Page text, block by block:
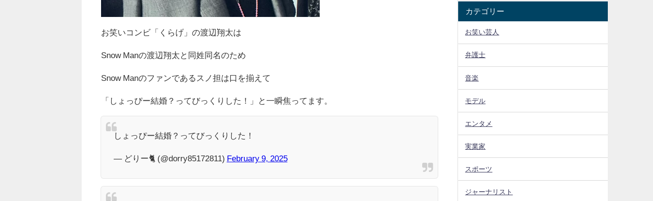
お笑いコンビ「くらげ」の渡辺翔太は
Snow Manの渡辺翔太と同姓同名のため
Snow Manのファンであるスノ担は口を揃えて
「しょっぴー結婚？ってびっくりした！」と一瞬焦ってます。
しょっぴー結婚？ってびっくりした！
— どりー🐈 (@dorry85172811) February 9, 2025
カテゴリー
お笑い芸人
弁護士
音楽
モデル
エンタメ
実業家
スポーツ
ジャーナリスト